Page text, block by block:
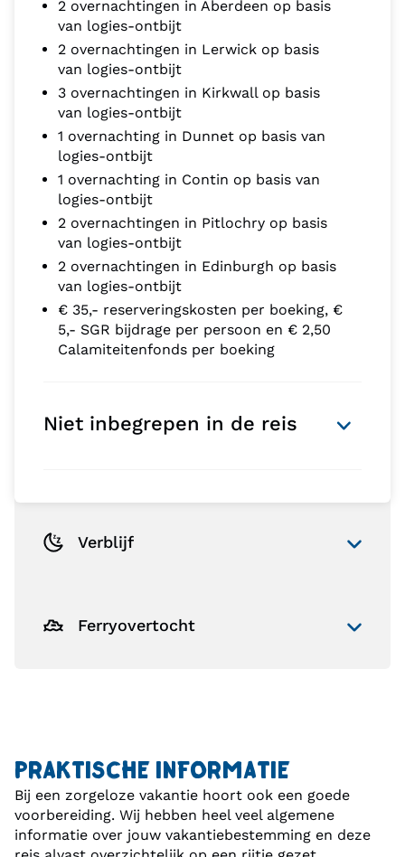
2 overnachtingen in Aberdeen op basis
van logies-ontbijt
2 overnachtingen in Lerwick op basis
van logies-ontbijt
3 overnachtingen in Kirkwall op basis
van logies-ontbijt
1 overnachting in Dunnet op basis van
logies-ontbijt
1 overnachting in Contin op basis van
logies-ontbijt
2 overnachtingen in Pitlochry op basis
van logies-ontbijt
2 overnachtingen in Edinburgh op basis
van logies-ontbijt
€ 35,- reserveringskosten per boeking, €
5,- SGR bijdrage per persoon en € 2,50
Calamiteitenfonds per boeking
Niet inbegrepen in de reis
Verblijf
Ferryovertocht
PRAKTISCHE INFORMATIE
Bij een zorgeloze vakantie hoort ook een goede
voorbereiding. Wij hebben heel veel algemene
informatie over jouw vakantiebestemming en deze